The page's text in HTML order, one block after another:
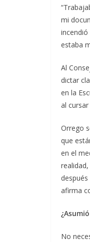
mi
estaba
Al
dictar
en la
al
Orrego
que
en el
afirma
No